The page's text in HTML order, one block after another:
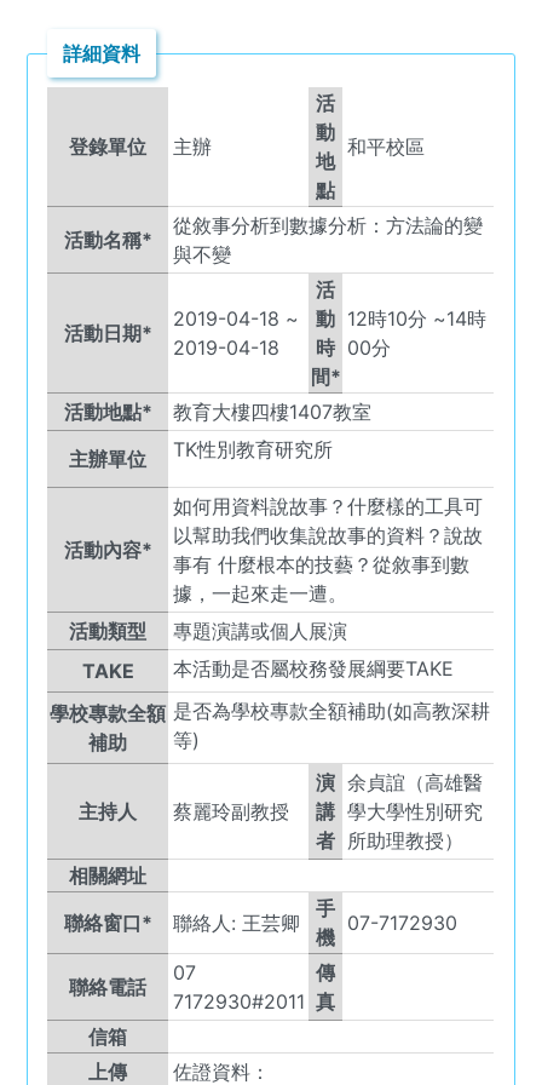
詳細資料
登錄單位 主辦
活
動
地
點
和平校區
活動名稱*
從敘事分析到數據分析：方法論的變
與不變
活動日期*
2019-04-18 ~
2019-04-18
活
動
時
間*
12時10 分 ~14時
00分
活動地點*
教育大樓四樓1407教室
主辦單位
TK性別教育研究所
活動內容*
如何用資料說故事？什麼樣的工具可
以幫助我們收集說故事的資料？說故
事有 什麼根本的技藝？從敘事到數
據，一起來走一遭。
活動類型
專題演講或個人展演
TAKE
本活動是否屬校務發展綱要TAKE
學校專款全額
補助
是否為學校專款全額補助(如高教深耕
等)
主持人 蔡麗玲副教授
演
講
者
余貞誼（高雄醫
學大學性別研究
所助理教授）
相關網址
聯絡窗口*
聯絡人: 王芸卿
手
機
07-7172930
聯絡電話
07
7172930#2011
傳
真
信箱
上傳
佐證資料：